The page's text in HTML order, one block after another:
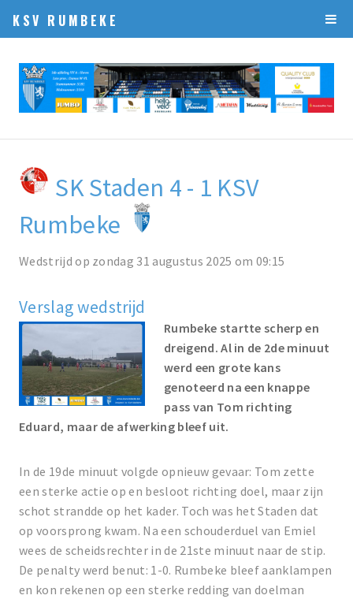
KSV RUMBEKE
SK Staden 4 - 1 KSV
Rumbeke
Wedstrijd op zondag 31 augustus 2025 om 09:15
Verslag wedstrijd
Rumbeke startte scherp en
dreigend. Al in de 2de minuut
werd een grote kans
genoteerd na een knappe
pass van Tom richting
Eduard, maar de afwerking bleef uit.
In de 19de minuut volgde opnieuw gevaar: Tom zette
een sterke actie op en besloot richting doel, maar zijn
schot strandde op het kader. Toch was het Staden dat
op voorsprong kwam. Na een schouderduel van Emiel
wees de scheidsrechter in de 21ste minuut naar de stip.
De penalty werd benut: 1-0. Rumbeke bleef aanklampen
en kon rekenen op een sterke redding van doelman